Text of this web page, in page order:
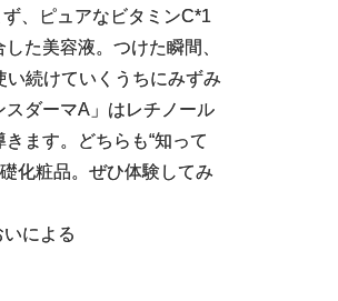
、ピュアなビタミンC*1
た美容液。つけた瞬間、
い続けていくうちにみずみ
ダーマA」はレチノール
ます。どちらも“知って
化粧品。ぜひ体験してみ
による